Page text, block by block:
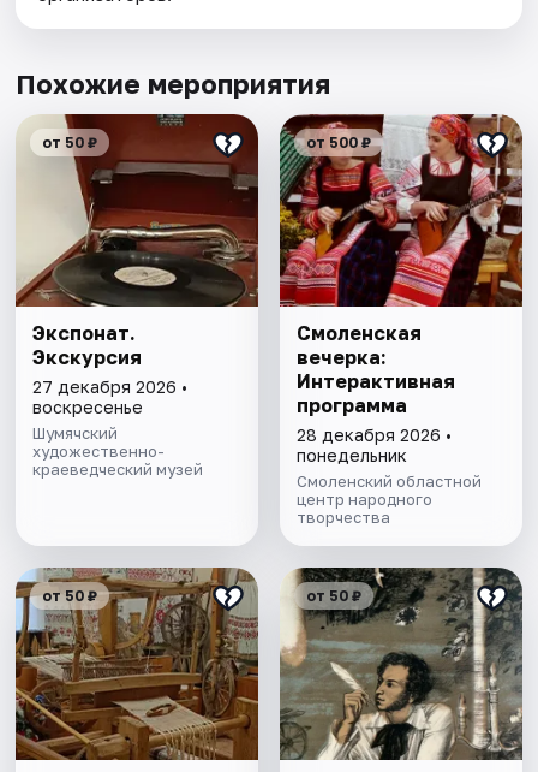
Похожие мероприятия
от 50 ₽
Экспонат.
Экскурсия
27 декабря 2026 •
воскресенье
Шумячский
художественно-
краеведческий музей
от 500 ₽
Смоленская
вечерка:
Интерактивная
программа
28 декабря 2026 •
понедельник
Смоленский областной
центр народного
творчества
от 50 ₽ от 50 ₽